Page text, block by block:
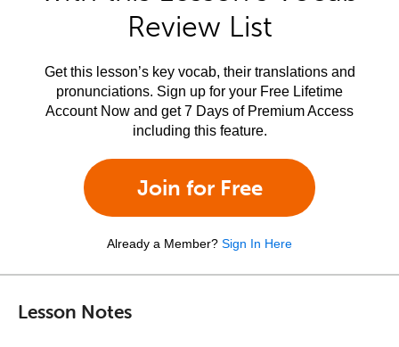
Review List
Get this lesson’s key vocab, their translations and
pronunciations. Sign up for your Free Lifetime
Account Now and get 7 Days of Premium Access
including this feature.
Join for Free
Already a Member? Sign In Here
Lesson Notes